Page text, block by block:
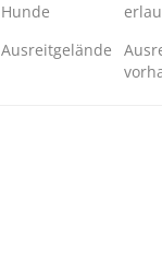
Hunde
Ausreitgelände